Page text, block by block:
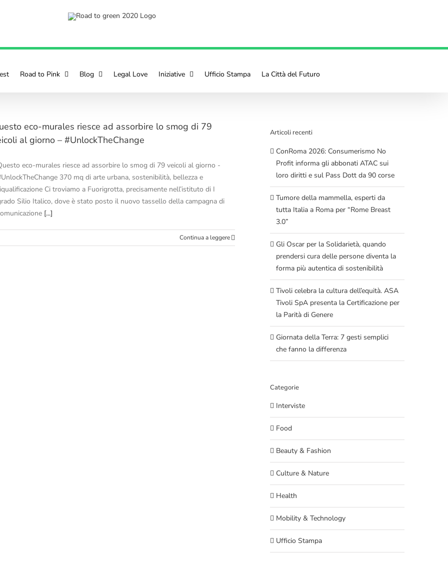
Road to Pink Blog Legal Love Iniziative Ufficio Stampa La Città del Futuro
eco-murales riesce ad assorbire lo smog di 79
al giorno – #UnlockTheChange
eco-murales riesce ad assorbire lo smog di 79 veicoli al giorno -
370 mq di arte urbana, sostenibilità, bellezza e
Ci troviamo a Fuorigrotta, precisamente nell’istituto di I
Silio Italico, dove è stato posto il nuovo tassello della campagna di
[...]
Continua a leggere
Articoli recenti
ConRoma 2026: Consumerismo No
Profit informa gli abbonati ATAC sui
loro diritti e sul Pass Dott da 90 corse
Tumore della mammella, esperti da
tutta Italia a Roma per “Rome Breast
3.0”
Gli Oscar per la Solidarietà, quando
prendersi cura delle persone diventa la
forma più autentica di sostenibilità
Tivoli celebra la cultura dell’equità. ASA
Tivoli SpA presenta la Certificazione per
la Parità di Genere
Giornata della Terra: 7 gesti semplici
che fanno la differenza
Categorie
Interviste
Food
Beauty & Fashion
Culture & Nature
Health
Mobility & Technology
Ufficio Stampa